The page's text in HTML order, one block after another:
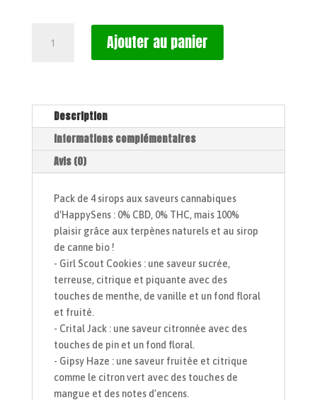
saveur
cannabis
Ajouter au panier
Description
Informations complémentaires
Avis (0)
Pack de 4 sirops aux saveurs cannabiques
d'HappySens : 0% CBD, 0% THC, mais 100%
plaisir grâce aux terpènes naturels et au sirop
de canne bio !
- Girl Scout Cookies : une saveur sucrée,
terreuse, citrique et piquante avec des
touches de menthe, de vanille et un fond floral
et fruité.
- Crital Jack : une saveur citronnée avec des
touches de pin et un fond floral.
- Gipsy Haze : une saveur fruitée et citrique
comme le citron vert avec des touches de
mangue et des notes d’encens.